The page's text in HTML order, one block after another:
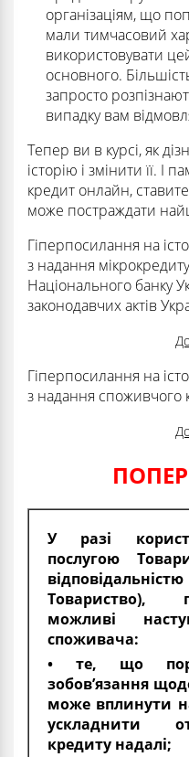
організаціям, що
мали тимчасовий
використовувати
основного.
запросто
випадку вам
Тепер ви в курсі, як
історію і змінити її. І
кредит онлайн,
може постраждати
Гіперпосилання на
з надання
Національного банку
законодавчих актів
Гіперпосилання на
з надання споживчого
У разі
послугою
Товариство),
можливі
споживача:
• те, що
зобов’язання
може вплинути
ускладнити
кредиту надалі;